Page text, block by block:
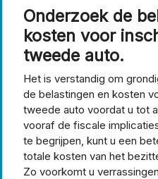
Onderzoek de
kosten voor
tweede auto.
Het is verstandig om
de belastingen en kosten
tweede auto voordat u tot
vooraf de fiscale
te begrijpen, kunt u een
totale kosten van het
Zo voorkomt u